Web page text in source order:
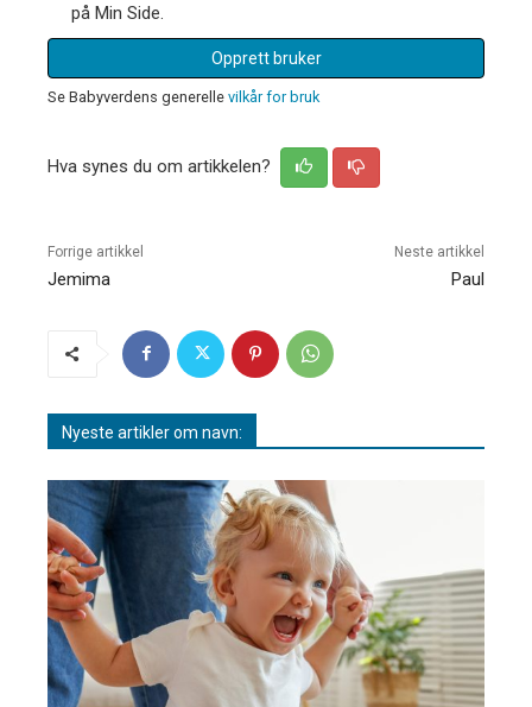
på Min Side.
Opprett bruker
Se Babyverdens generelle vilkår for bruk
Hva synes du om artikkelen?
Forrige artikkel
Jemima
Neste artikkel
Paul
Nyeste artikler om navn: